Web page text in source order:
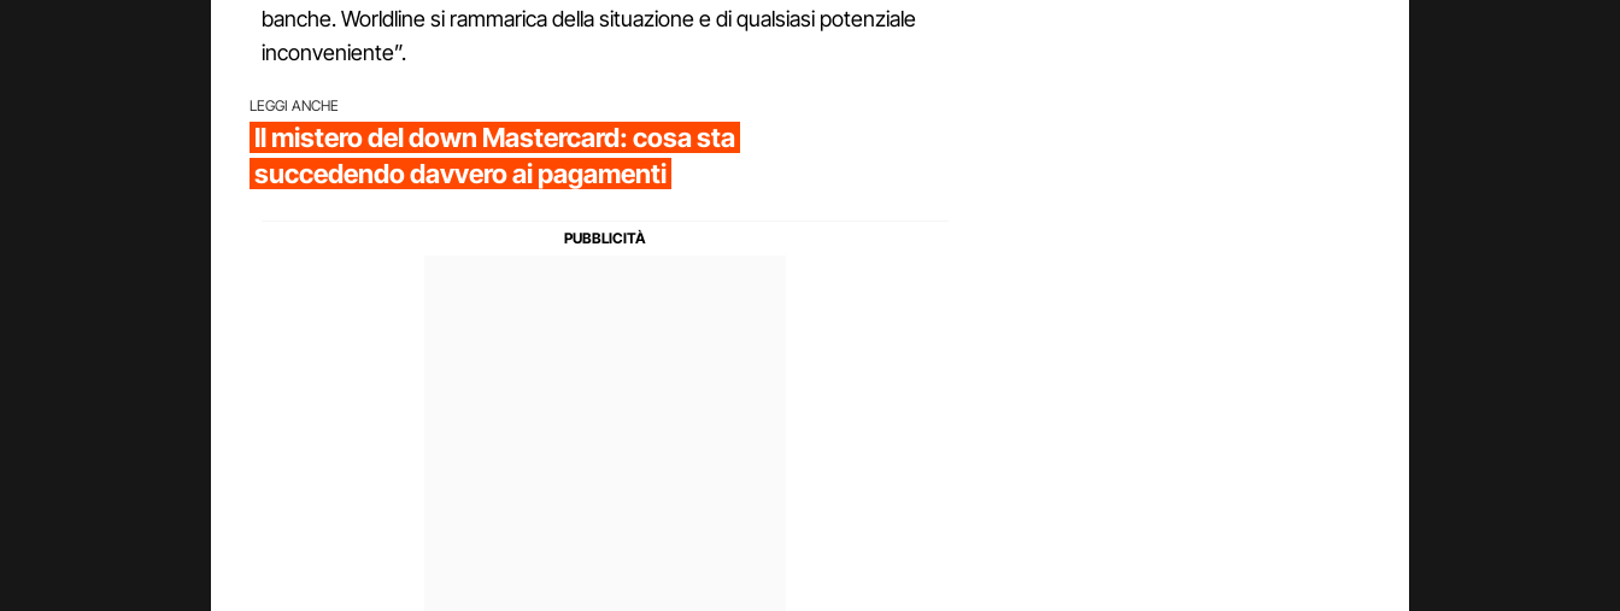
banche. Worldline si rammarica della situazione e di qualsiasi potenziale
inconveniente”.
LEGGI ANCHE
Il mistero del down Mastercard: cosa sta
succedendo davvero ai pagamenti